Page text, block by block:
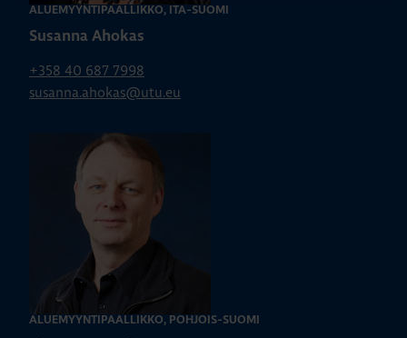
ALUEMYYNTIPÄÄLLIKKÖ, ITÄ-SUOMI
Susanna Ahokas
+358 40 687 7998
susanna.ahokas@utu.eu
ALUEMYYNTIPÄÄLLIKKÖ, POHJOIS-SUOMI